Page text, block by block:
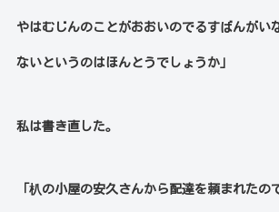
やはむじんのことがおおいのでるすばんがい
ないというのはほんとうでしょうか」
私は書き直した。
「朳の小屋の安久さんから配達を頼まれたの